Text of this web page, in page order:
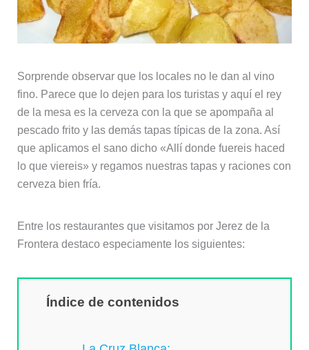
Sorprende observar que los locales no le dan al vino
fino. Parece que lo dejen para los turistas y aquí el rey
de la mesa es la cerveza con la que se apompaña al
pescado frito y las demás tapas típicas de la zona. Así
que aplicamos el sano dicho «Allí donde fuereis haced
lo que viereis» y regamos nuestras tapas y raciones con
cerveza bien fría.
Entre los restaurantes que visitamos por Jerez de la
Frontera destaco especiamente los siguientes:
Índice de contenidos